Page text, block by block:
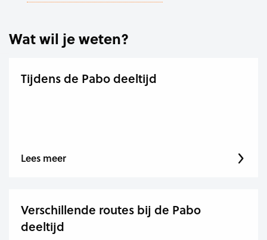
Wat wil je weten?
Tijdens de Pabo deeltijd
Lees meer
Verschillende routes bij de Pabo
deeltijd